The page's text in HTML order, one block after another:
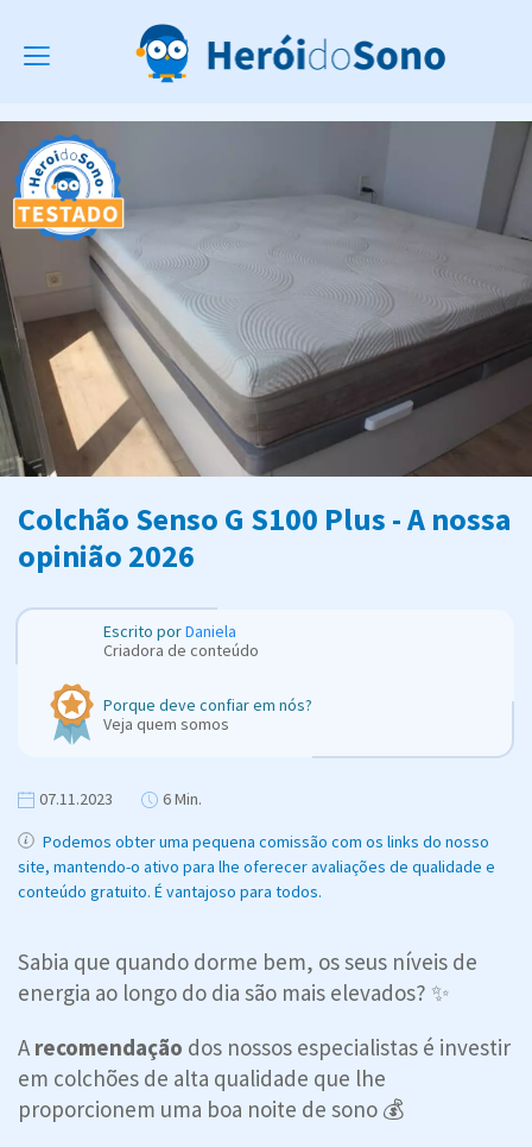
Toggle
Colchão Senso G S100 Plus - A nossa
opinião 2026
Escrito porDaniela
Criadora de conteúdo
Porque deve confiar em nós?
Veja quem somos
07.11.2023
6 Min.
Podemos obter uma pequena comissão com os links do nosso
site, mantendo-o ativo para lhe oferecer avaliações de qualidade e
conteúdo gratuito. É vantajoso para todos.
Sabia que quando dorme bem, os seus níveis de
energia ao longo do dia são mais elevados? ✨
A recomendação dos nossos especialistas é investir
em colchões de alta qualidade que lhe
proporcionem uma boa noite de sono 💰